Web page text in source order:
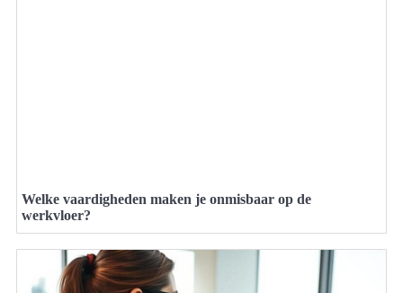
Welke vaardigheden maken je onmisbaar op de
werkvloer?